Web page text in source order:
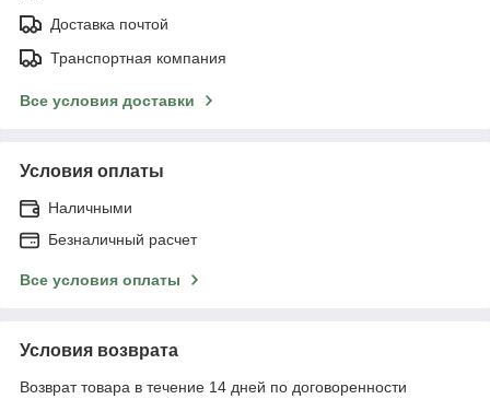
Доставка почтой
Транспортная компания
Все условия доставки
Условия оплаты
Наличными
Безналичный расчет
Все условия оплаты
Условия возврата
Возврат товара в течение 14 дней по договоренности